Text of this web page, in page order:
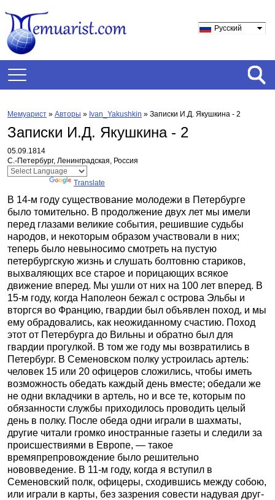
Русский
Мемуарист » Авторы » Ivan_Yakushkin » Записки И.Д. Якушкина - 2
Записки И.Д. Якушкина - 2
05.09.1814
С.-Петербург, Ленинградская, Россия
Translate
В 14-м году существование молодежи в Петербурге
было томительно. В продолжение двух лет мы имели
перед глазами великие события, решившие судьбы
народов, и некоторым образом участвовали в них;
теперь было невыносимо смотреть на пустую
петербургскую жизнь и слушать болтовню стариков,
выхваляющих все старое и порицающих всякое
движение вперед. Мы ушли от них на 100 лет вперед. В
15-м году, когда Наполеон бежал с острова Эльбы и
вторгся во Францию, гвардии был объявлен поход, и мы
ему обрадовались, как неожиданному счастию. Поход
этот от Петербурга до Вильны и обратно был для
гвардии прогулкой. В том же году мы возвратились в
Петербург. В Семеновском полку устроилась артель:
человек 15 или 20 офицеров сложились, чтобы иметь
возможность обедать каждый день вместе; обедали же
не одни вкладчики в артель, но и все те, которым по
обязанности службы приходилось проводить целый
день в полку. После обеда одни играли в шахматы,
другие читали громко иностранные газеты и следили за
происшествиями в Европе, — такое
времяпрепровождение было решительно
нововведение. В 11-м году, когда я вступил в
Семеновский полк, офицеры, сходившись между собою,
или играли в карты, без зазрения совести надувая друг-